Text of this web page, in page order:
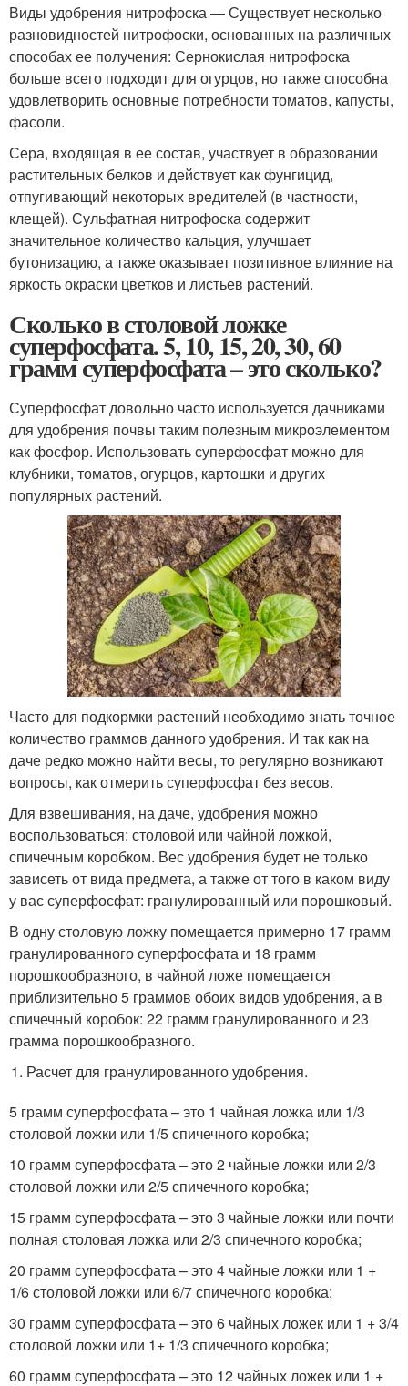
Виды удобрения нитрофоска — Существует несколько
разновидностей нитрофоски, основанных на различных
способах ее получения: Сернокислая нитрофоска
больше всего подходит для огурцов, но также способна
удовлетворить основные потребности томатов, капусты,
фасоли.
Сера, входящая в ее состав, участвует в образовании
растительных белков и действует как фунгицид,
отпугивающий некоторых вредителей (в частности,
клещей). Сульфатная нитрофоска содержит
значительное количество кальция, улучшает
бутонизацию, а также оказывает позитивное влияние на
яркость окраски цветков и листьев растений.
Сколько в столовой ложке
суперфосфата. 5, 10, 15, 20, 30, 60
грамм суперфосфата – это сколько?
Суперфосфат довольно часто используется дачниками
для удобрения почвы таким полезным микроэлементом
как фосфор. Использовать суперфосфат можно для
клубники, томатов, огурцов, картошки и других
популярных растений.
Часто для подкормки растений необходимо знать точное
количество граммов данного удобрения. И так как на
даче редко можно найти весы, то регулярно возникают
вопросы, как отмерить суперфосфат без весов.
Для взвешивания, на даче, удобрения можно
воспользоваться: столовой или чайной ложкой,
спичечным коробком. Вес удобрения будет не только
зависеть от вида предмета, а также от того в каком виду
у вас суперфосфат: гранулированный или порошковый.
В одну столовую ложку помещается примерно 17 грамм
гранулированного суперфосфата и 18 грамм
порошкообразного, в чайной ложе помещается
приблизительно 5 граммов обоих видов удобрения, а в
спичечный коробок: 22 грамм гранулированного и 23
грамма порошкообразного.
Расчет для гранулированного удобрения.
5 грамм суперфосфата – это 1 чайная ложка или 1/3
столовой ложки или 1/5 спичечного коробка;
10 грамм суперфосфата – это 2 чайные ложки или 2/3
столовой ложки или 2/5 спичечного коробка;
15 грамм суперфосфата – это 3 чайные ложки или почти
полная столовая ложка или 2/3 спичечного коробка;
20 грамм суперфосфата – это 4 чайные ложки или 1 +
1/6 столовой ложки или 6/7 спичечного коробка;
30 грамм суперфосфата – это 6 чайных ложек или 1 + 3/4
столовой ложки или 1+ 1/3 спичечного коробка;
60 грамм суперфосфата – это 12 чайных ложек или 1 +